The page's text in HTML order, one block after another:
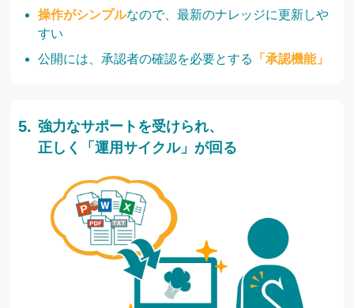
操作がシンプルなので、最新のナレッジに更新しや
すい
公開には、承認者の確認を必要とする
「承認機能」
強力なサポートを受けられ、
正しく「運用サイクル」が回る